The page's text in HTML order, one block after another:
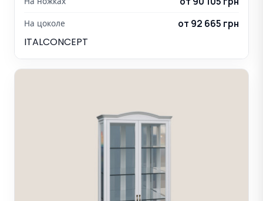
На цоколе от 92 665 грн
ITALCONCEPT